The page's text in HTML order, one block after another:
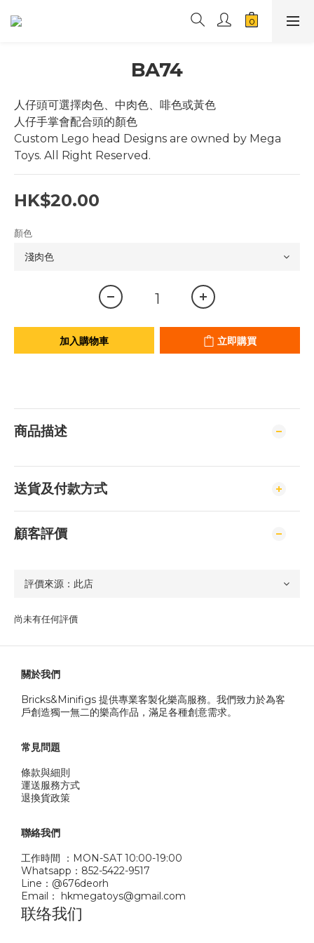
BA74
人仔頭可選擇肉色、中肉色、啡色或黃色
人仔手掌會配合頭的顏色
Custom Lego head Designs are owned by Mega
Toys. All Right Reserved.
HK$20.00
顏色
加入購物車 立即購買
商品描述
送貨及付款方式
顧客評價
尚未有任何評價
關於我們
Bricks&Minifigs 提供專業客製化樂高服務。我們致力於為客
戶創造獨一無二的樂高作品，滿足各種創意需求。
常見問題
條款與細則
運送服務方式
退換貨政策
聯絡我們
工作時間 ：MON-SAT 10:00-19:00
Whatsapp：852-5422-9517
Line：@676deorh
Email： hkmegatoys@gmail.com
联络我们